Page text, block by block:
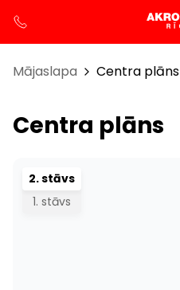
Mājaslapa Centra plāns
Centra plāns